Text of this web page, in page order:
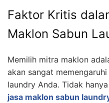
Faktor Kritis
Maklon Sabun
Memilih mitra maklon
akan sangat
laundry Anda. Tidak
jasa maklon sabun